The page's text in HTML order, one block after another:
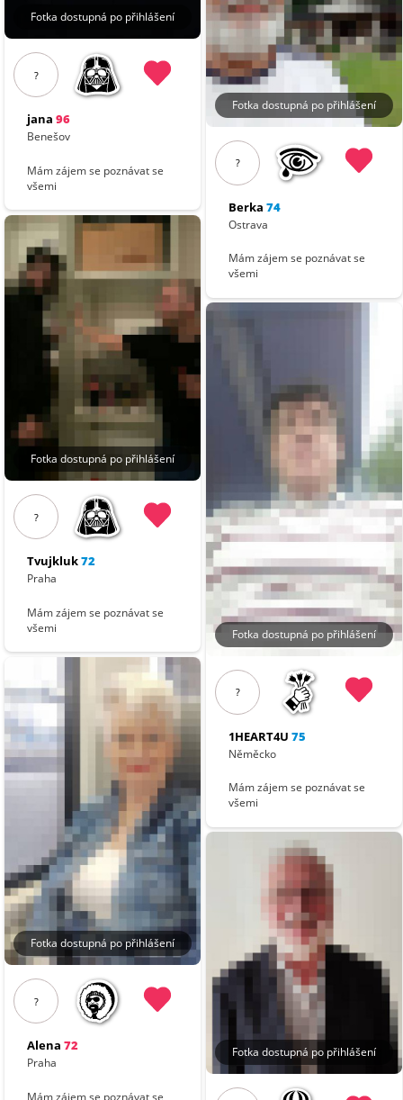
Fotka dostupná po přihlášení
?
jana 96
Benešov
Mám zájem se poznávat se
všemi
Fotka dostupná po přihlášení
?
Tvujkluk72
Praha
Mám zájem se poznávat se
všemi
Fotka dostupná po přihlášení
?
Alena 72
Praha
Mám zájem se poznávat se
Fotka dostupná po přihlášení
?
Berka 74
Ostrava
Mám zájem se poznávat se
všemi
Fotka dostupná po přihlášení
?
1HEART4U 75
Něměcko
Mám zájem se poznávat se
všemi
Fotka dostupná po přihlášení